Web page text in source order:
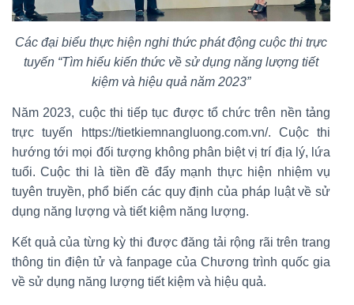
Các đại biểu thực hiện nghi thức phát động cuộc thi trực
tuyến “Tìm hiểu kiến thức về sử dụng năng lượng tiết
kiệm và hiệu quả năm 2023”
Năm 2023, cuộc thi tiếp tục được tổ chức trên nền tảng
trực tuyến https://tietkiemnangluong.com.vn/. Cuộc thi
hướng tới mọi đối tượng không phân biệt vị trí địa lý, lứa
tuổi. Cuộc thi là tiền đề đẩy mạnh thực hiện nhiệm vụ
tuyên truyền, phổ biến các quy định của pháp luật về sử
dụng năng lượng và tiết kiệm năng lượng.
Kết quả của từng kỳ thi được đăng tải rộng rãi trên trang
thông tin điện tử và fanpage của Chương trình quốc gia
về sử dụng năng lượng tiết kiệm và hiệu quả.